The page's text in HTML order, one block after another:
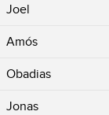
Joel
Amós
Obadias
Jonas